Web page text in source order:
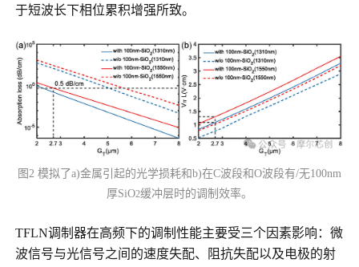
于短波长下相位累积增强所致。
图2 模拟了a)金属引起的光学损耗和b)在C波段和O波段有/无100nm
厚SiO2缓冲层时的调制效率。
TFLN调制器在高频下的调制性能主要受三个因素影响：微
波信号与光信号之间的速度失配、阻抗失配以及电极的射